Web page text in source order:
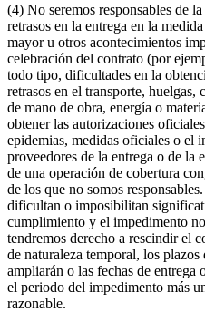
(4) No seremos responsables de
retrasos en la entrega en la
mayor u otros acontecimientos
celebración del contrato (por
todo tipo, dificultades en la
retrasos en el transporte, huelgas,
de mano de obra, energía o
obtener las autorizaciones
epidemias, medidas oficiales o el
proveedores de la entrega o de la
de una operación de cobertura
de los que no somos
dificultan o imposibilitan
cumplimiento y el impedimento
tendremos derecho a rescindir el
de naturaleza temporal, los
ampliarán o las fechas de
el periodo del impedimento más
razonable.